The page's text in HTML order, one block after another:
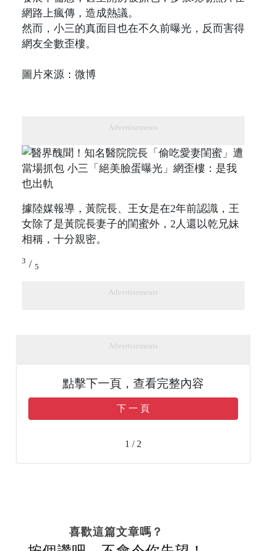
網路上瘋傳，造成熱議。
然而，小三的真面目也在不久前曝光，反而害得
網友全數歪樓。
圖片來源：微博
Advertisements
據陸媒報導，黃院長、王女是在2年前認識，王
女除了是黃院長妻子的閨蜜外，2人還以乾兄妹
相稱，十分親密。
3 / 5
Advertisements
Advertisements
點擊下一頁，查看完整內容
下 一 頁
1 / 2
喜歡這篇文章嗎？